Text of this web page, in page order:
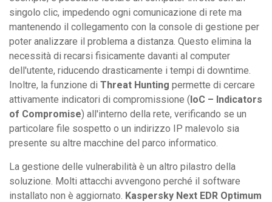
singolo clic, impedendo ogni comunicazione di rete ma
mantenendo il collegamento con la console di gestione per
poter analizzare il problema a distanza. Questo elimina la
necessità di recarsi fisicamente davanti al computer
dell'utente, riducendo drasticamente i tempi di downtime.
Inoltre, la funzione di Threat Hunting permette di cercare
attivamente indicatori di compromissione (IoC – Indicators
of Compromise) all'interno della rete, verificando se un
particolare file sospetto o un indirizzo IP malevolo sia
presente su altre macchine del parco informatico.
La gestione delle vulnerabilità è un altro pilastro della
soluzione. Molti attacchi avvengono perché il software
installato non è aggiornato. Kaspersky Next EDR Optimum